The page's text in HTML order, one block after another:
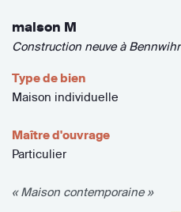
maison M
Construction neuve à Bennwihr
Type de bien
Maison individuelle
Maître d'ouvrage
Particulier
« Maison contemporaine »